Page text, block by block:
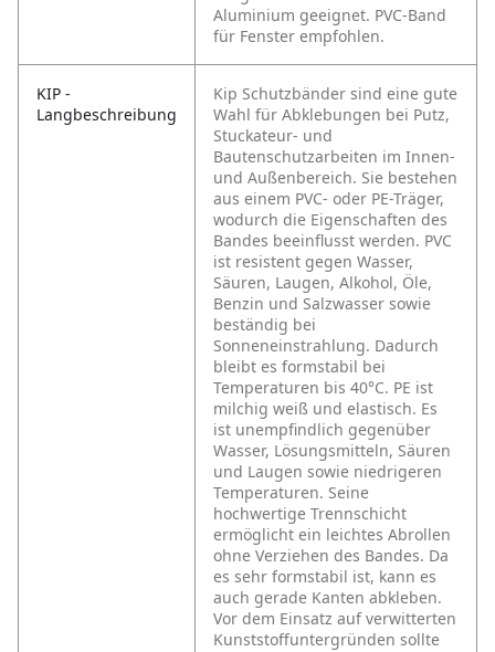
Aluminium geeignet. PVC-Band
für Fenster empfohlen.
KIP -
Langbeschreibung
Kip Schutzbänder sind eine gute
Wahl für Abklebungen bei Putz,
Stuckateur- und
Bautenschutzarbeiten im Innen-
und Außenbereich. Sie bestehen
aus einem PVC- oder PE-Träger,
wodurch die Eigenschaften des
Bandes beeinflusst werden. PVC
ist resistent gegen Wasser,
Säuren, Laugen, Alkohol, Öle,
Benzin und Salzwasser sowie
beständig bei
Sonneneinstrahlung. Dadurch
bleibt es formstabil bei
Temperaturen bis 40°C. PE ist
milchig weiß und elastisch. Es
ist unempfindlich gegenüber
Wasser, Lösungsmitteln, Säuren
und Laugen sowie niedrigeren
Temperaturen. Seine
hochwertige Trennschicht
ermöglicht ein leichtes Abrollen
ohne Verziehen des Bandes. Da
es sehr formstabil ist, kann es
auch gerade Kanten abkleben.
Vor dem Einsatz auf verwitterten
Kunststoffuntergründen sollte